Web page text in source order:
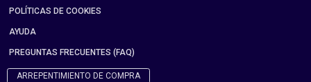
POLÍTICAS DE COOKIES
AYUDA
PREGUNTAS FRECUENTES (FAQ)
ARREPENTIMIENTO DE COMPRA